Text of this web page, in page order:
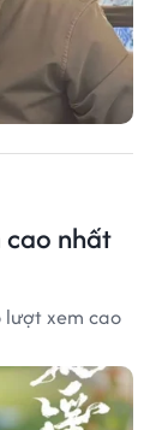
cao nhất
xem cao